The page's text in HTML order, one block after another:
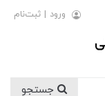
ورود | ثبت‌نام